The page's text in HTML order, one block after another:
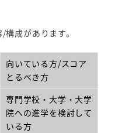
成があります。
向いている方/スコア
とるべき方
専門学校・大学・大学
院への進学を検討して
いる方